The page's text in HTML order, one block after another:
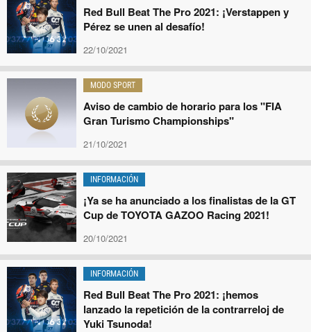
Red Bull Beat The Pro 2021: ¡Verstappen y
Pérez se unen al desafío!
22/10/2021
MODO SPORT
Aviso de cambio de horario para los "FIA
Gran Turismo Championships"
21/10/2021
INFORMACIÓN
¡Ya se ha anunciado a los finalistas de la GT
Cup de TOYOTA GAZOO Racing 2021!
20/10/2021
INFORMACIÓN
Red Bull Beat The Pro 2021: ¡hemos
lanzado la repetición de la contrarreloj de
Yuki Tsunoda!